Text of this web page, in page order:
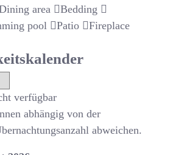
area
Bedding
pool Patio
Fireplace
verfügbar
abhängig von der
abweichen.